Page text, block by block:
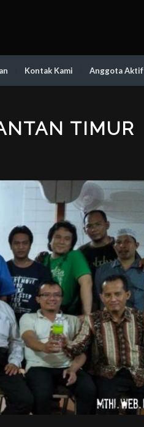
Kontak Kami Anggota Aktif
TIMUR